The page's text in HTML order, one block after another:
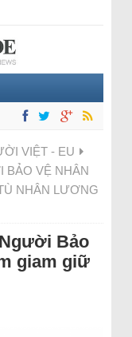
VIỆT - EU
BẢO VỆ NHÂN
NHÂN LƯƠNG
Bảo
giam giữ